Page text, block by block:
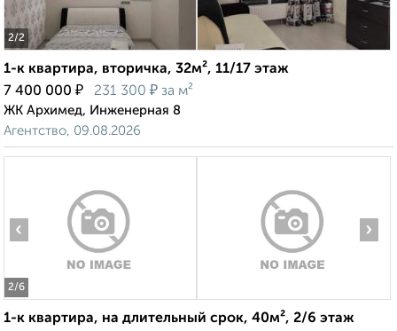
2/2
1-к квартира, вторичка, 32м², 11/17 этаж
7 400 000 ₽ 231 300 ₽ за м²
ЖК Архимед, Инженерная 8
Агентство, 09.08.2026
2/6
‹ ›
1-к квартира, на длительный срок, 40м², 2/6 этаж